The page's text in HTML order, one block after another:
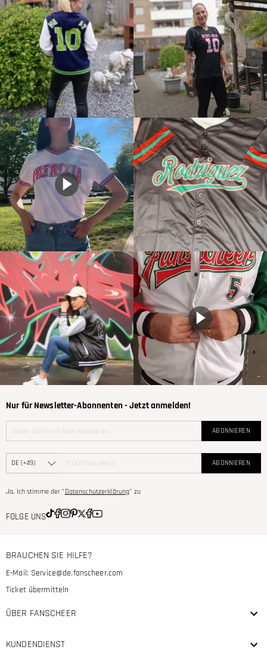
Nur für Newsletter-Abonnenten - Jetzt anmelden!
ABONNIEREN
ABONNIEREN
Ja, Ich stimme der "Datenschutzerklärung" zu
FOLGE UNS
BRAUCHEN SIE HILFE?
E-Mail: Service@de.fanscheer.com
Ticket übermitteln
ÜBER FANSCHEER
KUNDENDIENST